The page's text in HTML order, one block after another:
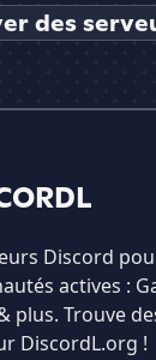
des
Discord
actives :
plus. Trouve
DiscordL.org !